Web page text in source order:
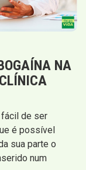
NA
fácil de ser
é possível
sua parte o
num